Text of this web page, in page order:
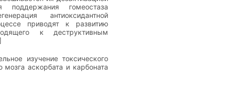
поддержания гомеостаза
антиоксидантной
приводят к развитию
к деструктивным
изучение токсического
мозга аскорбата и карбоната